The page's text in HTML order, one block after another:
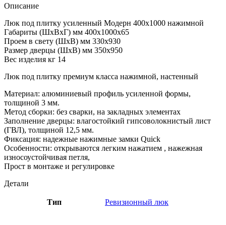
Описание
Люк под плитку усиленный Модерн 400х1000 нажимной
Габариты (ШхВхГ) мм 400х1000х65
Проем в свету (ШхВ) мм 330х930
Размер дверцы (ШхВ) мм 350х950
Вес изделия кг 14
Люк под плитку премиум класса нажимной, настенный
Материал: алюминиевый профиль усиленной формы,
толщиной 3 мм.
Метод сборки: без сварки, на закладных элементах
Заполнение дверцы: влагостойкий гипсоволокнистый лист
(ГВЛ), толщиной 12,5 мм.
Фиксация: надежные нажимные замки Quick
Особенности: открываются легким нажатием , нажежная
износоустойчивая петля,
Прост в монтаже и регулировке
Детали
Тип Ревизионный люк